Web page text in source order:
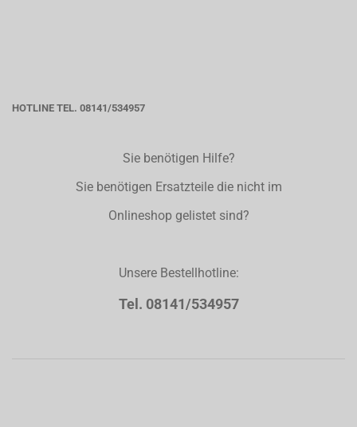
HOTLINE TEL. 08141/534957
Sie benötigen Hilfe?
Sie benötigen Ersatzteile die nicht im
Onlineshop gelistet sind?
Unsere Bestellhotline:
Tel. 08141/534957